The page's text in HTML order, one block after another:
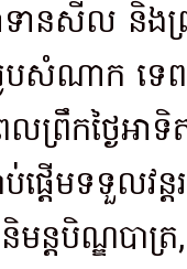
នសីល និងព្រ
បសំណាក ទេ
លព្រឹកថ្ងៃអ
ផ្តើមទទួលវ
ន្តបិណ្ឌបាត្